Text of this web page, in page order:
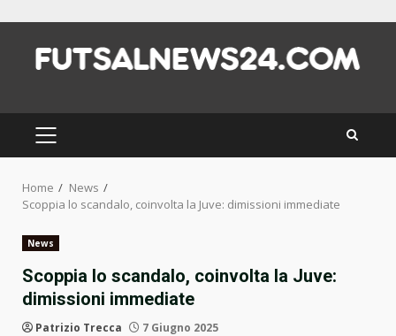
content
PRIMARY
MENU
Home
News
Scoppia lo scandalo, coinvolta la Juve: dimissioni immediate
News
Scoppia lo scandalo, coinvolta la Juve:
dimissioni immediate
Patrizio Trecca 7 Giugno 2025